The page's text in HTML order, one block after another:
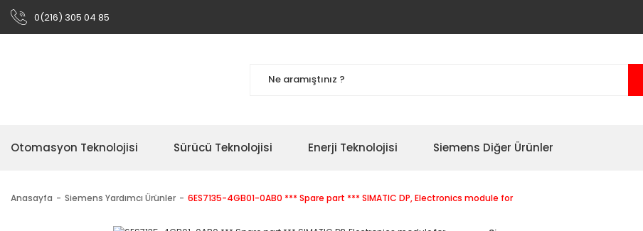
0(216) 305 04 85
Otomasyon Teknolojisi Sürücü Teknolojisi Enerji Teknolojisi Siemens Diğer Ürünler
Anasayfa Siemens Yardımcı Ürünler 6ES7135-4GB01-0AB0 *** Spare part *** SIMATIC DP, Electronics module for